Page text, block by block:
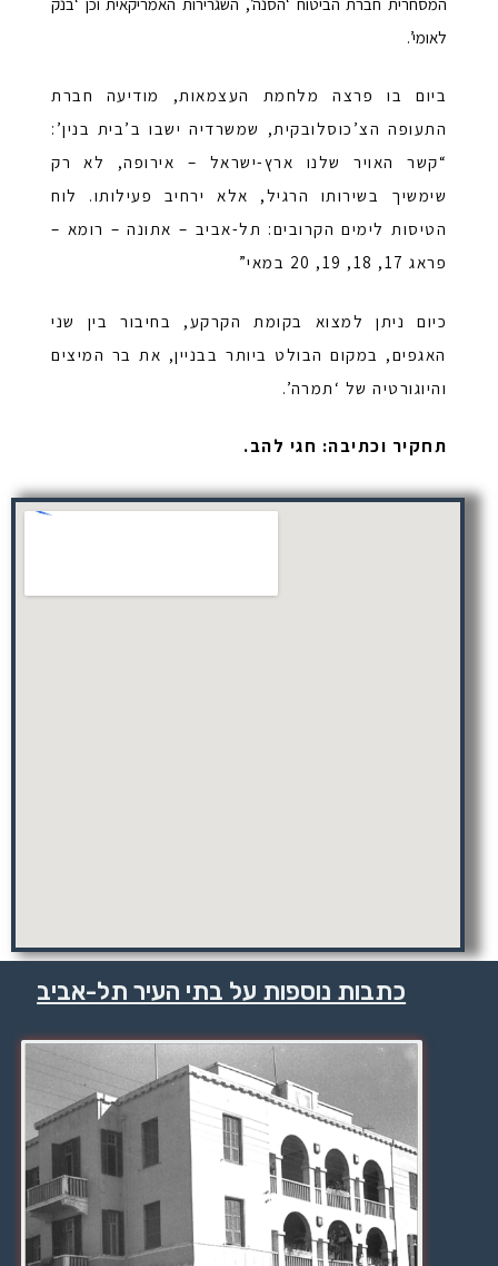
לאומי’.
ביום בו פרצה מלחמת העצמאות, מודיעה חברת
התעופה הצ’כוסלובקית, שמשרדיה ישבו ב’בית בנין’:
“קשר האויר שלנו ארץ-ישראל – אירופה, לא רק
שימשיך בשירותו הרגיל, אלא ירחיב פעילותו. לוח
הטיסות לימים הקרובים: תל-אביב – אתונה – רומא –
פראג 17, 18, 19, 20 במאי”
כיום ניתן למצוא בקומת הקרקע, בחיבור בין שני
האגפים, במקום הבולט ביותר בבניין, את בר המיצים
והיוגורטיה של ‘תמרה’.
תחקיר וכתיבה: חגי להב.
כתבות נוספות על בתי העיר תל-אביב